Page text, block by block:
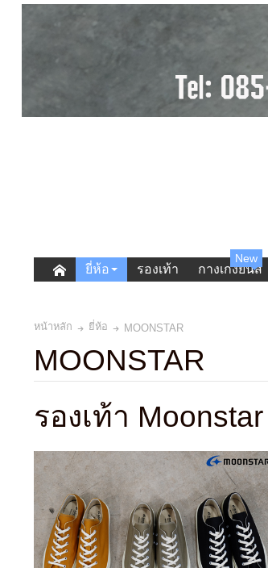
ยี่ห้อ รองเท้า กางเกงยีนส์
New
หน้าหลัก ยี่ห้อ MOONSTAR
MOONSTAR
รองเท้า